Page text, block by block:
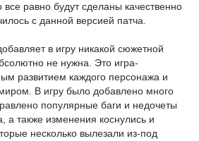
равно будут сделаны качественно
с данной версией патча.
в игру никакой сюжетной
не нужна. Это игра-
развитием каждого персонажа и
В игру было добавлено много
популярные баги и недочеты
а также изменения коснулись и
несколько вылезали из-под